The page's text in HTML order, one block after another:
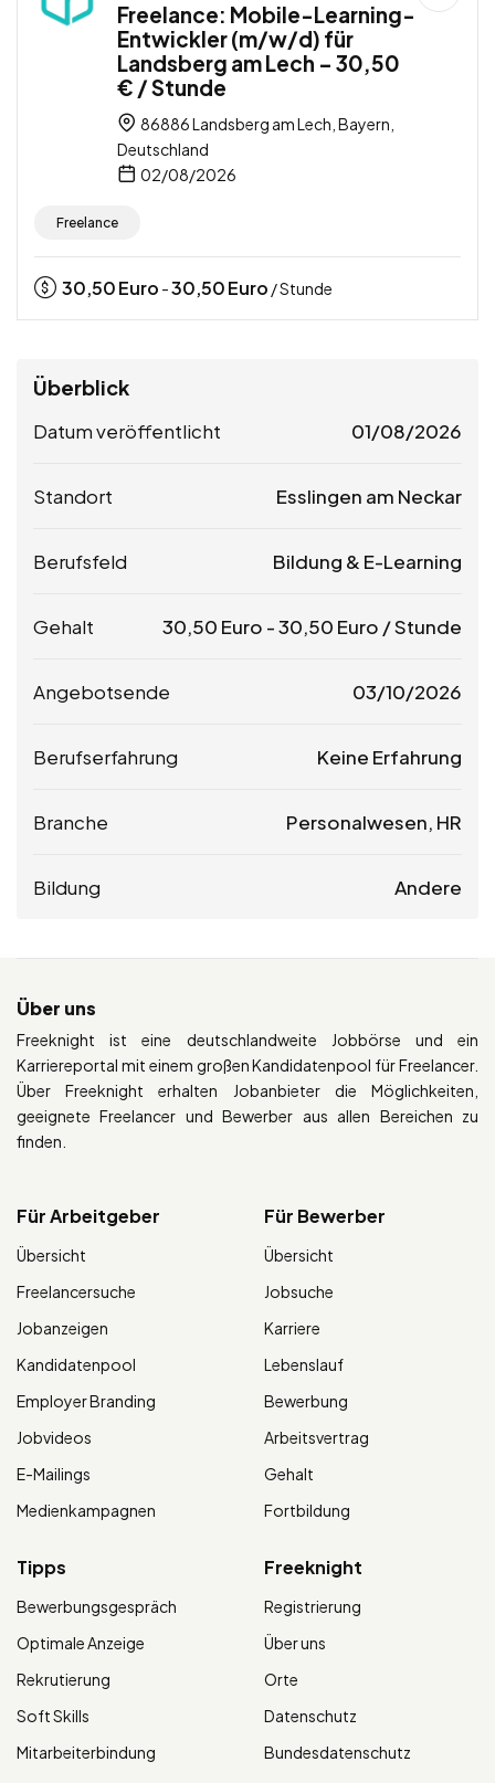
Freelance: Mobile-Learning-
Entwickler (m/w/d) für
Landsberg am Lech – 30,50
€ / Stunde
86886 Landsberg am Lech, Bayern,
Deutschland
02/08/2026
Freelance
30,50Euro -30,50Euro / Stunde
Überblick
Datum veröffentlicht 01/08/2026
Standort Esslingen am Neckar
Berufsfeld Bildung & E-Learning
Gehalt 30,50 Euro -30,50 Euro / Stunde
Angebotsende 03/10/2026
Berufserfahrung Keine Erfahrung
Branche Personalwesen, HR
Bildung Andere
Über uns
Freeknight ist eine deutschlandweite Jobbörse und ein
Karriereportal mit einem großen Kandidatenpool für Freelancer.
Über Freeknight erhalten Jobanbieter die Möglichkeiten,
geeignete Freelancer und Bewerber aus allen Bereichen zu
finden.
Für Arbeitgeber
Übersicht
Freelancersuche
Jobanzeigen
Kandidatenpool
Employer Branding
Jobvideos
E-Mailings
Medienkampagnen
Für Bewerber
Übersicht
Jobsuche
Karriere
Lebenslauf
Bewerbung
Arbeitsvertrag
Gehalt
Fortbildung
Tipps
Bewerbungsgespräch
Optimale Anzeige
Rekrutierung
Soft Skills
Mitarbeiterbindung
Freeknight
Registrierung
Über uns
Orte
Datenschutz
Bundesdatenschutz